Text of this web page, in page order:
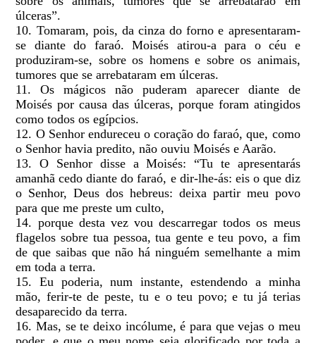
úlceras”.
10. Tomaram, pois, da cinza do forno e apresentaram-
se diante do faraó. Moisés atirou-a para o céu e
produziram-se, sobre os homens e sobre os animais,
tumores que se arrebataram em úlceras.
11. Os mágicos não puderam aparecer diante de
Moisés por causa das úlceras, porque foram atingidos
como todos os egípcios.
12. O Senhor endureceu o coração do faraó, que, como
o Senhor havia predito, não ouviu Moisés e Aarão.
13. O Senhor disse a Moisés: “Tu te apresentarás
amanhã cedo diante do faraó, e dir-lhe-ás: eis o que diz
o Senhor, Deus dos hebreus: deixa partir meu povo
para que me preste um culto,
14. porque desta vez vou descarregar todos os meus
flagelos sobre tua pessoa, tua gente e teu povo, a fim
de que saibas que não há ninguém semelhante a mim
em toda a terra.
15. Eu poderia, num instante, estendendo a minha
mão, ferir-te de peste, tu e o teu povo; e tu já terias
desaparecido da terra.
16. Mas, se te deixo incólume, é para que vejas o meu